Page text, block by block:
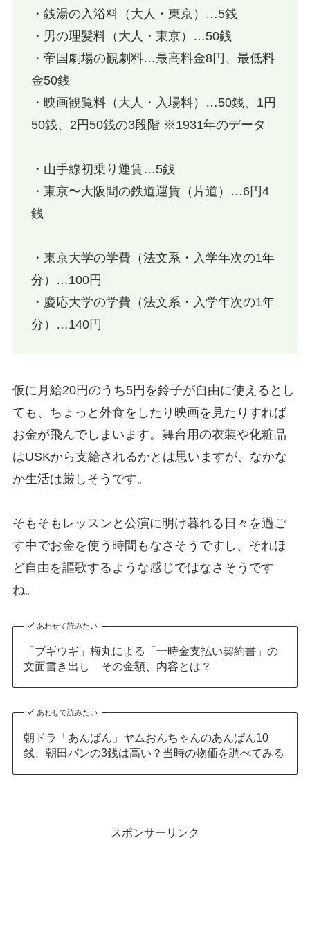
・銭湯の入浴料（大人・東京）…5銭
・男の理髪料（大人・東京）…50銭
・帝国劇場の観劇料…最高料金8円、最低料
金50銭
・映画観覧料（大人・入場料）…50銭、1円
50銭、2円50銭の3段階 ※1931年のデータ
・山手線初乗り運賃…5銭
・東京〜大阪間の鉄道運賃（片道）…6円4
銭
・東京大学の学費（法文系・入学年次の1年
分）…100円
・慶応大学の学費（法文系・入学年次の1年
分）…140円
仮に月給20円のうち5円を鈴子が自由に使えるとし
ても、ちょっと外食をしたり映画を見たりすれば
お金が飛んでしまいます。舞台用の衣装や化粧品
はUSKから支給されるかとは思いますが、なかな
か生活は厳しそうです。
そもそもレッスンと公演に明け暮れる日々を過ご
す中でお金を使う時間もなさそうですし、それほ
ど自由を謳歌するような感じではなさそうです
ね。
あわせて読みたい
「ブギウギ」梅丸による「一時金支払い契約書」の
文面書き出し その金額、内容とは？
あわせて読みたい
朝ドラ「あんぱん」ヤムおんちゃんのあんぱん10
銭、朝田パンの3銭は高い？当時の物価を調べてみる
スポンサーリンク